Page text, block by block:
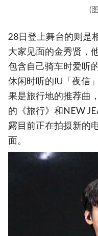
(
28日登上舞台的则是
大家见面的金秀贤，
包含自己骑车时爱听
休闲时听的IU「夜信
果是旅行地的推荐曲
的《旅行》和NEW
露目前正在拍摄新的
面。